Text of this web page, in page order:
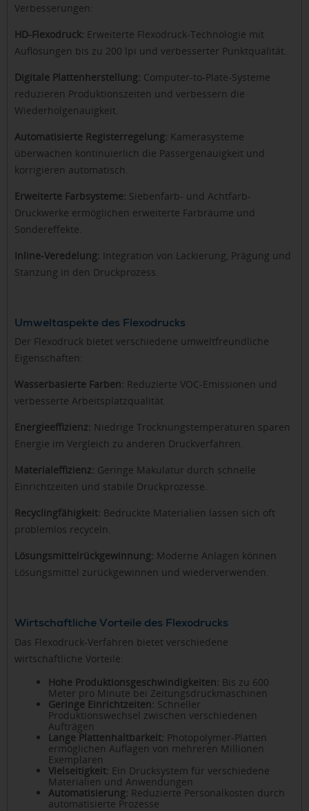
Verbesserungen:
HD-Flexodruck: Erweiterte Flexodruck-Technologie mit
Auflösungen bis zu 200 lpi und verbesserter Punktqualität.
Digitale Plattenherstellung: Computer-to-Plate-Systeme
reduzieren Produktionszeiten und verbessern die
Wiederholgenauigkeit.
Automatisierte Registerregelung: Kamerasysteme
überwachen kontinuierlich die Passergenauigkeit und
korrigieren automatisch.
Erweiterte Farbsysteme: Siebenfarb- und Achtfarb-
Druckwerke ermöglichen erweiterte Farbräume und
Sondereffekte.
Inline-Veredelung: Integration von Lackierung, Prägung und
Stanzung in den Druckprozess.
Umweltaspekte des Flexodrucks
Der Flexodruck bietet verschiedene umweltfreundliche
Eigenschaften:
Wasserbasierte Farben: Reduzierte VOC-Emissionen und
verbesserte Arbeitsplatzqualität.
Energieeffizienz: Niedrige Trocknungstemperaturen sparen
Energie im Vergleich zu anderen Druckverfahren.
Materialeffizienz: Geringe Makulatur durch schnelle
Einrichtzeiten und stabile Druckprozesse.
Recyclingfähigkeit: Bedruckte Materialien lassen sich oft
problemlos recyceln.
Lösungsmittelrückgewinnung: Moderne Anlagen können
Lösungsmittel zurückgewinnen und wiederverwenden.
Wirtschaftliche Vorteile des Flexodrucks
Das Flexodruck-Verfahren bietet verschiedene
wirtschaftliche Vorteile:
Hohe Produktionsgeschwindigkeiten: Bis zu 600
Meter pro Minute bei Zeitungsdruckmaschinen
Geringe Einrichtzeiten: Schneller
Produktionswechsel zwischen verschiedenen
Aufträgen
Lange Plattenhaltbarkeit: Photopolymer-Platten
ermöglichen Auflagen von mehreren Millionen
Exemplaren
Vielseitigkeit: Ein Drucksystem für verschiedene
Materialien und Anwendungen
Automatisierung: Reduzierte Personalkosten durch
automatisierte Prozesse